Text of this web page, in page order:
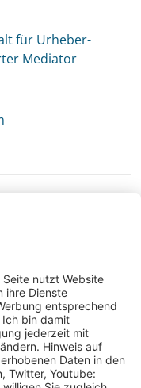
für Urheber-
Mediator
rechtsanwälte